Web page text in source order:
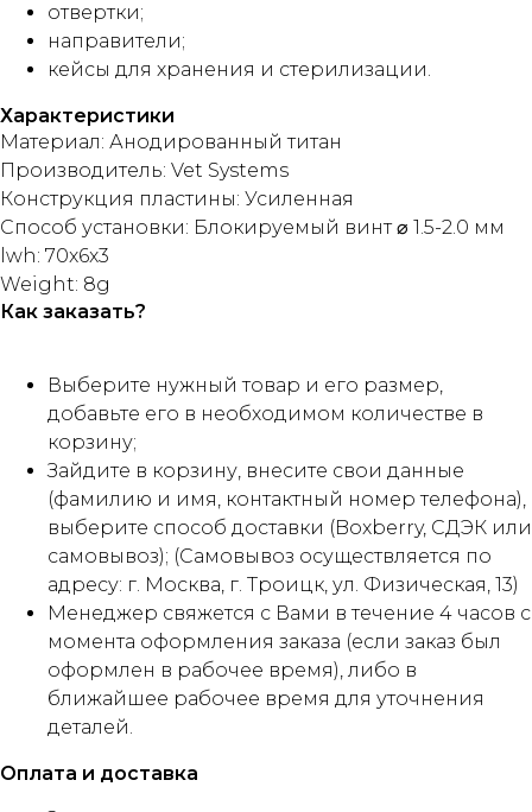
отвертки;
направители;
кейсы для хранения и стерилизации.
Характеристики
Материал: Анодированный титан
Производитель: Vet Systems
Конструкция пластины: Усиленная
Способ установки: Блокируемый винт ⌀ 1.5-2.0 мм
lwh: 70x6x3
Weight: 8g
Как заказать?
Выберите нужный товар и его размер,
добавьте его в необходимом количестве в
корзину;
Зайдите в корзину, внесите свои данные
(фамилию и имя, контактный номер телефона),
выберите способ доставки (Boxberry, СДЭК или
самовывоз); (Самовывоз осуществляется по
адресу: г. Москва, г. Троицк, ул. Физическая, 13)
Менеджер свяжется с Вами в течение 4 часов с
момента оформления заказа (если заказ был
оформлен в рабочее время), либо в
ближайшее рабочее время для уточнения
деталей.
Оплата и доставка